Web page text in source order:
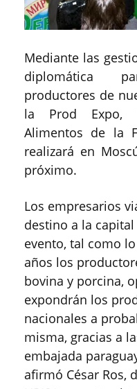
Mediante las
diplomática
productores de
la Prod Expo,
Alimentos de la
realizará en
próximo.
Los empresarios
destino a la
evento, tal como
años los
bovina y porcina,
expondrán los
nacionales a
misma, gracias a
embajada
afirmó César Ros,